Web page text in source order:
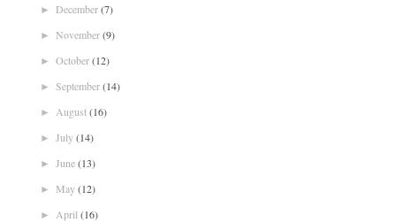
► December(7)
► November(9)
► October(12)
► September(14)
► August(16)
► July(14)
► June(13)
► May(12)
► April (16)